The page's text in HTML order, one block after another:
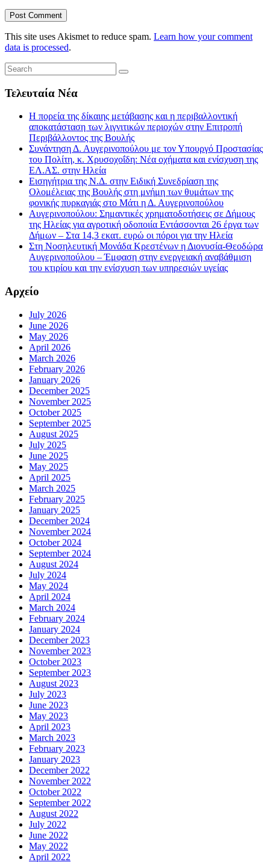
This site uses Akismet to reduce spam. Learn how your comment
data is processed.
Τελευταία Νέα
Η πορεία της δίκαιης μετάβασης και η περιβαλλοντική
αποκατάσταση των λιγνιτικών περιοχών στην Επιτροπή
Περιβάλλοντος της Βουλής
Συνάντηση Δ. Αυγερινοπούλου με τον Υπουργό Προστασίας
του Πολίτη, κ. Χρυσοχοΐδη: Νέα οχήματα και ενίσχυση της
ΕΛ.ΑΣ. στην Ηλεία
Εισηγήτρια της Ν.Δ. στην Ειδική Συνεδρίαση της
Ολομέλειας της Βουλής στη μνήμη των θυμάτων της
φονικής πυρκαγιάς στο Μάτι η Δ. Αυγερινοπούλου
Αυγερινοπούλου: Σημαντικές χρηματοδοτήσεις σε Δήμους
της Ηλείας για αγροτική οδοποιία Εντάσσονται 26 έργα των
Δήμων – Στα 14,3 εκατ. ευρώ οι πόροι για την Ηλεία
Στη Νοσηλευτική Μονάδα Κρεστένων η Διονυσία-Θεοδώρα
Αυγερινοπούλου – Έμφαση στην ενεργειακή αναβάθμιση
του κτιρίου και την ενίσχυση των υπηρεσιών υγείας
Αρχείο
July 2026
June 2026
May 2026
April 2026
March 2026
February 2026
January 2026
December 2025
November 2025
October 2025
September 2025
August 2025
July 2025
June 2025
May 2025
April 2025
March 2025
February 2025
January 2025
December 2024
November 2024
October 2024
September 2024
August 2024
July 2024
May 2024
April 2024
March 2024
February 2024
January 2024
December 2023
November 2023
October 2023
September 2023
August 2023
July 2023
June 2023
May 2023
April 2023
March 2023
February 2023
January 2023
December 2022
November 2022
October 2022
September 2022
August 2022
July 2022
June 2022
May 2022
April 2022